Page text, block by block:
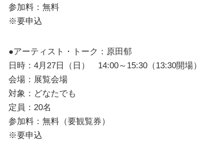
参加料：無料
※要申込
●アーティスト・トーク：原田郁
日時：4月27日（日） 14:00～15:30（13:30開場）
会場：展覧会場
対象：どなたでも
定員：20名
参加料：無料（要観覧券）
※要申込